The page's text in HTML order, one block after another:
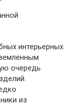
интерьерных
очередь
из